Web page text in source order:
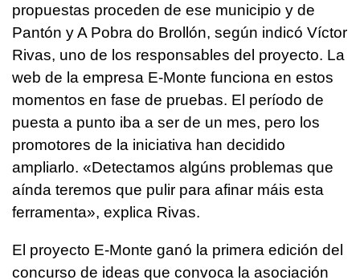
propuestas proceden de ese municipio y de
Pantón y A Pobra do Brollón, según indicó Víctor
Rivas, uno de los responsables del proyecto. La
web de la empresa E-Monte funciona en estos
momentos en fase de pruebas. El período de
puesta a punto iba a ser de un mes, pero los
promotores de la iniciativa han decidido
ampliarlo. «Detectamos algúns problemas que
aínda teremos que pulir para afinar máis esta
ferramenta», explica Rivas.
El proyecto E-Monte ganó la primera edición del
concurso de ideas que convoca la asociación